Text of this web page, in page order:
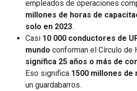
empleados de operaciones
millones de horas de
solo en 2023.
Casi 10 000 conductores de
mundo conforman el Círculo de
significa 25 años o más de
Eso significa 1500 millones de
un guardabarros.